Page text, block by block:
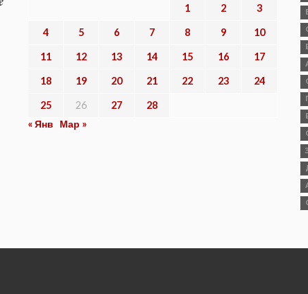
1 2 3
4 5 6 7 8 9 10
11 12 13 14 15 16 17
18 19 20 21 22 23 24
25 26 27
28
« Янв
Мар »